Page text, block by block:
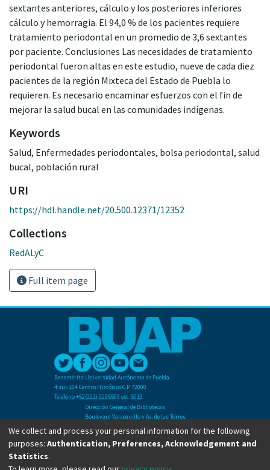
sextantes anteriores, cálculo y los posteriores inferiores
cálculo y hemorragia. El 94,0 % de los pacientes requiere
tratamiento periodontal en un promedio de 3,6 sextantes
por paciente. Conclusiones Las necesidades de tratamiento
periodontal fueron altas en este estudio, nueve de cada diez
pacientes de la región Mixteca del Estado de Puebla lo
requieren. Es necesario encaminar esfuerzos con el fin de
mejorar la salud bucal en las comunidades indígenas.
Keywords
Salud, Enfermedades periodontales, bolsa periodontal, salud
bucal, población rural
URI
https://hdl.handle.net/20.500.12371/12352
Collections
RedALyC
Full item page
Benemérita Universidad Autónoma de Puebla
4 sur 104 Centro Histórico C.P. 72000
Teléfono +52(222) 2295500 ext. 5013
Dirección General de Bibliotecas
Boulevard Valsequillo y Av. de las Torres
Ciudad Universitaria. Col. San Manuel
C.P. 72570
Teléfono +52 (222) 2295500 Ext 2901
We collect and process your personal information for the following
purposes: Authentication, Preferences, Acknowledgement and
Statistics.